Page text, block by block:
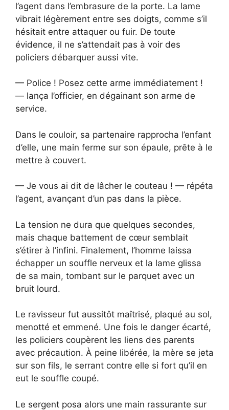
l’agent dans l’embrasure de la porte. La lame
vibrait légèrement entre ses doigts, comme s’il
hésitait entre attaquer ou fuir. De toute
évidence, il ne s’attendait pas à voir des
policiers débarquer aussi vite.
— Police ! Posez cette arme immédiatement !
— lança l’officier, en dégainant son arme de
service.
Dans le couloir, sa partenaire rapprocha l’enfant
d’elle, une main ferme sur son épaule, prête à le
mettre à couvert.
— Je vous ai dit de lâcher le couteau ! — répéta
l’agent, avançant d’un pas dans la pièce.
La tension ne dura que quelques secondes,
mais chaque battement de cœur semblait
s’étirer à l’infini. Finalement, l’homme laissa
échapper un souffle nerveux et la lame glissa
de sa main, tombant sur le parquet avec un
bruit lourd.
Le ravisseur fut aussitôt maîtrisé, plaqué au sol,
menotté et emmené. Une fois le danger écarté,
les policiers coupèrent les liens des parents
avec précaution. À peine libérée, la mère se jeta
sur son fils, le serrant contre elle si fort qu’il en
eut le souffle coupé.
Le sergent posa alors une main rassurante sur